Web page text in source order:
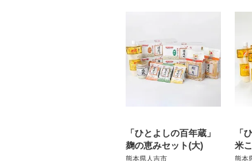
「ひとよしの百年蔵」
麹の恵みセット(大)
熊本県人吉市
「
米
袋
熊本